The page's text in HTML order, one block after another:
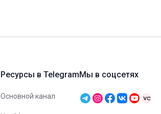
Ресурсы в Telegram
Основной канал
Мы в соцсетях